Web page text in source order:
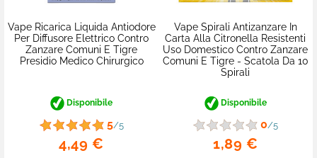
Vape Ricarica Liquida Antiodore
Per Diffusore Elettrico Contro
Zanzare Comuni E Tigre
Presidio Medico Chirurgico
Disponibile
5/5
4,49 €
Vape Spirali Antizanzare In
Carta Alla Citronella Resistenti
Uso Domestico Contro Zanzare
Comuni E Tigre - Scatola Da 10
Spirali
Disponibile
0/5
1,89 €